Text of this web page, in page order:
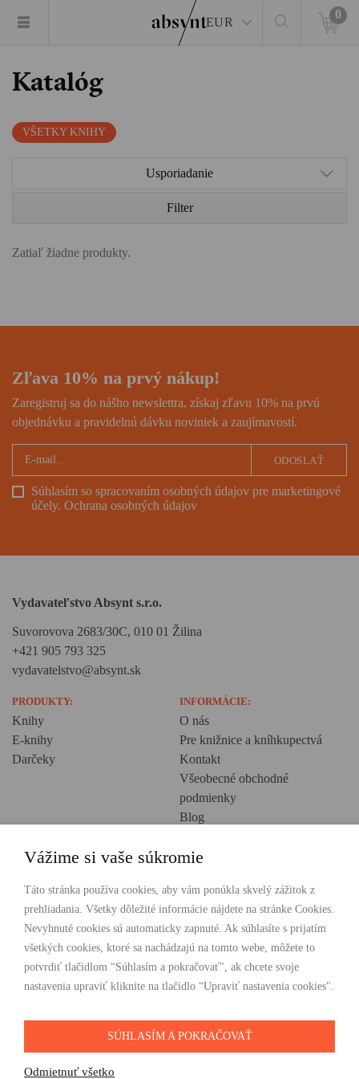
EUR
0
Katalóg
VŠETKY KNIHY
Usporiadanie
Filter
Zatiaľ žiadne produkty.
Zľava 10% na prvý nákup!
Zaregistruj sa do nášho newslettra, získaj zľavu 10% na prvú
objednávku a pravidelnú dávku noviniek a zaujímavostí.
Súhlasím so spracovaním osobných údajov pre marketingové
účely. Ochrana osobných údajov
ODOSLAŤ
Vydavateľstvo Absynt s.r.o.
Suvorovova 2683/30C, 010 01 Žilina
+421 905 793 325
vydavatelstvo@absynt.sk
PRODUKTY:
Knihy
E-knihy
Darčeky
INFORMÁCIE:
O nás
Pre knižnice a kníhkupectvá
Kontakt
Všeobecné obchodné
podmienky
Blog
Creative Europe
POHODLNÉ NAKUPOVANIE
Odosielame ihneď nasledujúci pracovný deň
Doprava zdarma už od 49 €
SLEDUJTE NÁS
Vážime si vaše súkromie
Táto stránka používa cookies, aby vám ponúkla skvelý zážitok z
prehliadania. Všetky dôležité informácie nájdete na stránke Cookies.
Nevyhnuté cookies sú automaticky zapnuté. Ak súhlasíte s prijatím
všetkých cookies, ktoré sa nachádzajú na tomto webe, môžete to
potvrdiť tlačidlom “Súhlasím a pokračovať", ak chcete svoje
nastavenia upraviť kliknite na tlačidlo “Upraviť nastavenia cookies".
SÚHLASÍM A POKRAČOVAŤ
Odmietnuť všetko